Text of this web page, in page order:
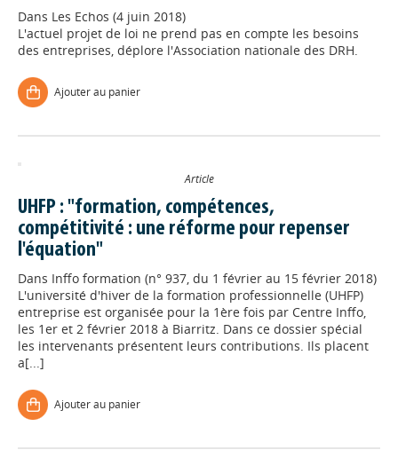
Dans Les Echos (4 juin 2018)
L'actuel projet de loi ne prend pas en compte les besoins
des entreprises, déplore l'Association nationale des DRH.
Ajouter au panier
Article
UHFP : "formation, compétences,
compétitivité : une réforme pour repenser
l'équation"
Dans Inffo formation (n° 937, du 1 février au 15 février 2018)
L'université d'hiver de la formation professionnelle (UHFP)
entreprise est organisée pour la 1ère fois par Centre Inffo,
les 1er et 2 février 2018 à Biarritz. Dans ce dossier spécial
les intervenants présentent leurs contributions. Ils placent
a[...]
Ajouter au panier